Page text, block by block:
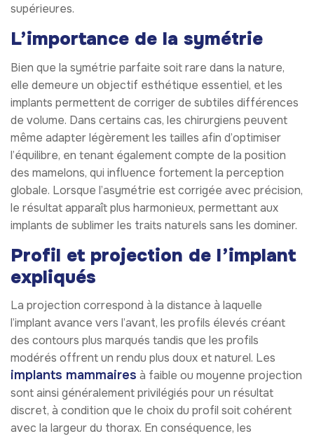
supérieures.
L’importance de la symétrie
Bien que la symétrie parfaite soit rare dans la nature,
elle demeure un objectif esthétique essentiel, et les
implants permettent de corriger de subtiles différences
de volume. Dans certains cas, les chirurgiens peuvent
même adapter légèrement les tailles afin d’optimiser
l’équilibre, en tenant également compte de la position
des mamelons, qui influence fortement la perception
globale. Lorsque l’asymétrie est corrigée avec précision,
le résultat apparaît plus harmonieux, permettant aux
implants de sublimer les traits naturels sans les dominer.
Profil et projection de l’implant
expliqués
La projection correspond à la distance à laquelle
l’implant avance vers l’avant, les profils élevés créant
des contours plus marqués tandis que les profils
modérés offrent un rendu plus doux et naturel. Les
implants mammaires à faible ou moyenne projection
sont ainsi généralement privilégiés pour un résultat
discret, à condition que le choix du profil soit cohérent
avec la largeur du thorax. En conséquence, les